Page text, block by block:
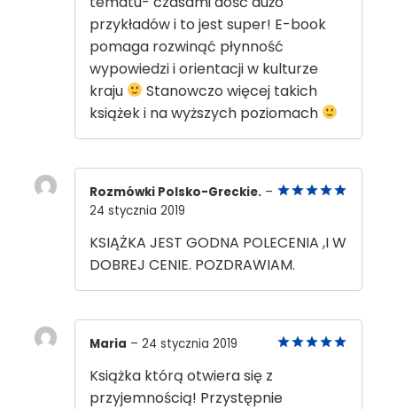
przykładów i to jest super! E-book
pomaga rozwinąć płynność
wypowiedzi i orientacji w kulturze
kraju
Stanowczo więcej takich
książek i na wyższych poziomach
Rozmówki Polsko-Greckie. –
24 stycznia 2019
KSIĄŻKA JEST GODNA POLECENIA ,I W
DOBREJ CENIE. POZDRAWIAM.
Maria – 24 stycznia 2019
Książka którą otwiera się z
przyjemnością! Przystępnie